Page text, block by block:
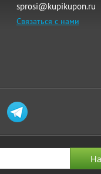
sprosi@kupikupon.ru
Связаться с нами